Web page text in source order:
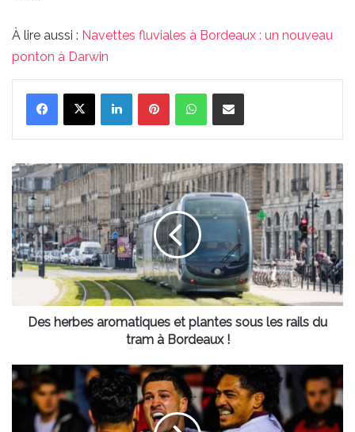
À lire aussi : Navettes fluviales à Bordeaux : un nouveau
ponton à Darwin
LinkedinPinterestWhatsAppPartager par email
Des
herbes
aromatiques
et
plantes
sous
les
du
tram
!
Des herbes aromatiques et plantes sous les rails du
tram à Bordeaux !
Deux
joueurs
l'UBB